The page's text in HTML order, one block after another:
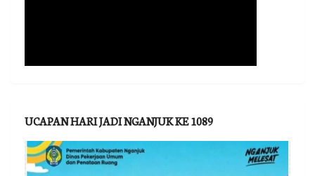
UCAPAN HARI JADI NGANJUK KE 1089